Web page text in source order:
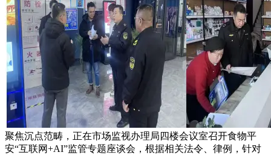
聚焦沉点范畴，正在市场监视办理局四楼会议室召开食物平
安“互联网+AI”监管专题座谈会，根据相关法令、律例，针对